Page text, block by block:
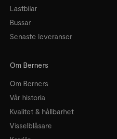
Lastbilar
Bussar
Senaste leveranser
Om Berners
Om Berners
Vår historia
Kvalitet & hållbarhet
Visselblåsare